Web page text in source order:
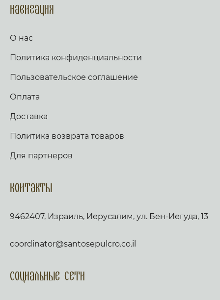
Навигация
О нас
Политика конфиденциальности
Пользовательское соглашение
Оплата
Доставка
Политика возврата товаров
Для партнеров
Контакты
9462407, Израиль, Иерусалим, ул. Бен-Иегуда, 13
coordinator@santosepulcro.co.il
Социальные сети